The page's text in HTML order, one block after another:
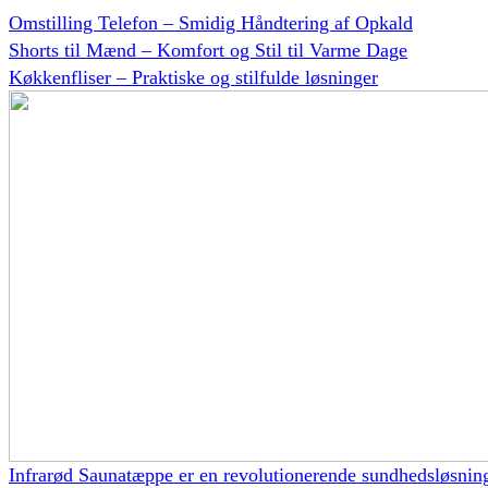
Omstilling Telefon – Smidig Håndtering af Opkald
Shorts til Mænd – Komfort og Stil til Varme Dage
Køkkenfliser – Praktiske og stilfulde løsninger
Infrarød Saunatæppe er en revolutionerende